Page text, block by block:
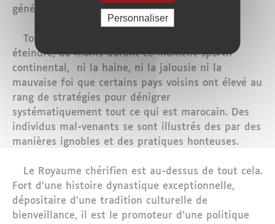
généreux et fraternel du peuple marocain..
Tout cela, et plus encore, n’a pas suffi à
éteindre, au moins durant ce moment sportif
continental, ni la haine, ni la jalousie ni la
mauvaise foi que certains pays voisins ont élevé au
rang de stratégies pour dénigrer
systématiquement tout ce qui est marocain. Des
individus mal-venants se sont illustrés des par des
manières ignobles et des pratiques honteuses.
Le Royaume chérifien est au-dessus de tout cela.
Fort d’une histoire dynastique exceptionnelle,
dépositaire d’une tradition culturelle de
bienveillance, il est le promoteur d’une politique
Personnaliser